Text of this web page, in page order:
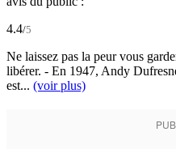
4.4/5
Ne laissez pas la peur vous
libérer. - En 1947, Andy
est... (voir plus)